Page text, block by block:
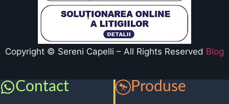
Copyright © Sereni Capelli – All Rights Reserved Blog
Contact Produse